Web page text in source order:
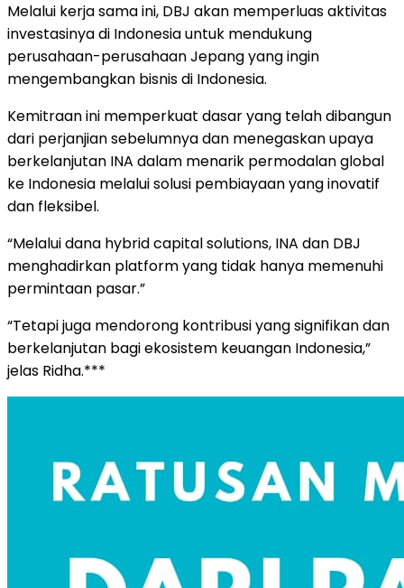
Melalui kerja sama ini, DBJ akan memperluas aktivitas
investasinya di Indonesia untuk mendukung
perusahaan-perusahaan Jepang yang ingin
mengembangkan bisnis di Indonesia.
Kemitraan ini memperkuat dasar yang telah dibangun
dari perjanjian sebelumnya dan menegaskan upaya
berkelanjutan INA dalam menarik permodalan global
ke Indonesia melalui solusi pembiayaan yang inovatif
dan fleksibel.
“Melalui dana hybrid capital solutions, INA dan DBJ
menghadirkan platform yang tidak hanya memenuhi
permintaan pasar.”
“Tetapi juga mendorong kontribusi yang signifikan dan
berkelanjutan bagi ekosistem keuangan Indonesia,”
jelas Ridha.***